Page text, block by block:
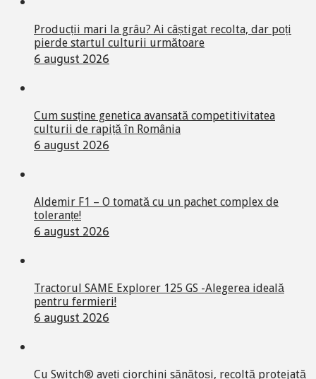
Producții mari la grâu? Ai câștigat recolta, dar poți
pierde startul culturii următoare
6 august 2026
Cum susține genetica avansată competitivitatea
culturii de rapiță în România
6 august 2026
Aldemir F1 – O tomată cu un pachet complex de
toleranțe!
6 august 2026
Tractorul SAME Explorer 125 GS -Alegerea ideală
pentru fermieri!
6 august 2026
Cu Switch® aveți ciorchini sănătoși, recoltă protejată